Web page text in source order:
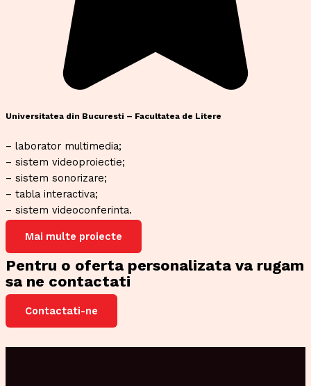
Universitatea din Bucuresti – Facultatea de Litere
– laborator multimedia;
– sistem videoproiectie;
– sistem sonorizare;
– tabla interactiva;
– sistem videoconferinta.
Mai multe proiecte
Pentru o oferta personalizata va rugam
sa ne contactati
Contactati-ne